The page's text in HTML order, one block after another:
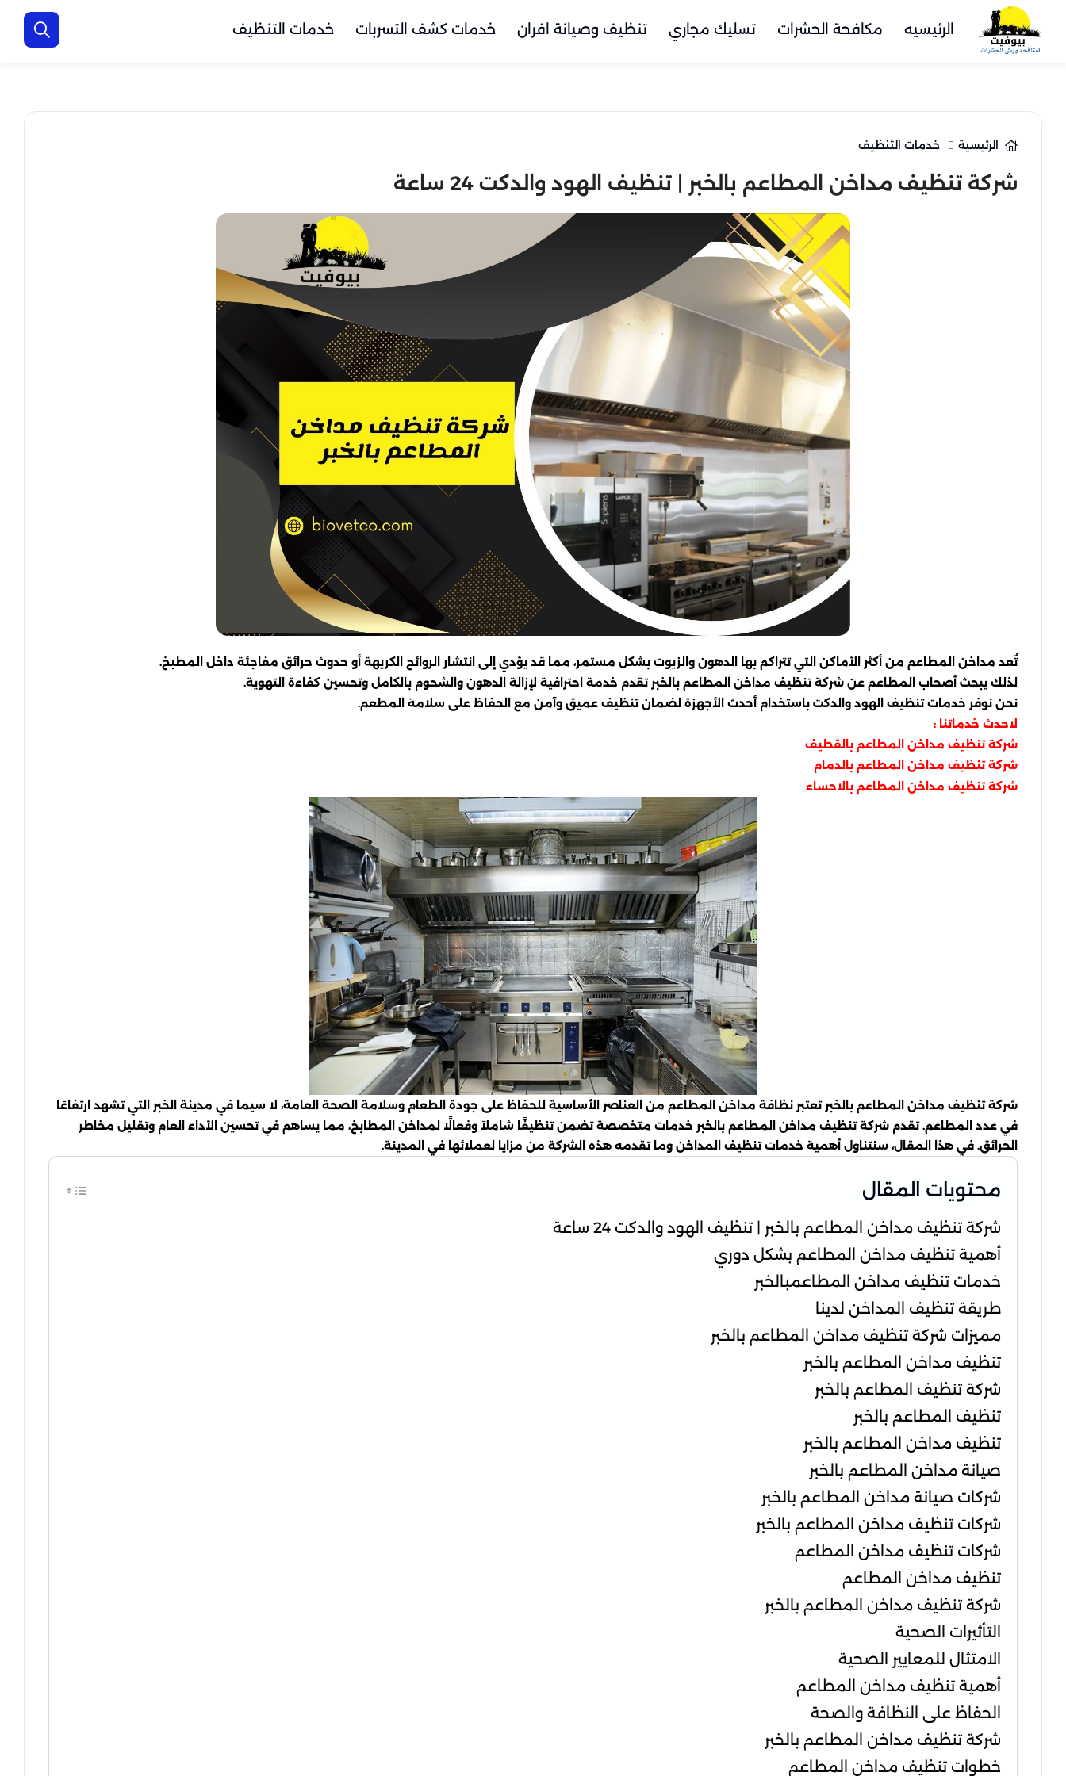
الرئيسيه مكافحة الحشرات تسليك مجاري تنظيف وصيانة افران خدمات كشف التسربات خدمات التنظيف
الرئيسية خدمات التنظيف
شركة تنظيف مداخن المطاعم بالخبر | تنظيف الهود والدكت 24 ساعة
تُعد مداخن المطاعم من أكثر الأماكن التي تتراكم بها الدهون والزيوت بشكل مستمر، مما قد يؤدي إلى انتشار الروائح الكريهة أو حدوث حرائق مفاجئة داخل المطبخ.
لذلك يبحث أصحاب المطاعم عن شركة تنظيف مداخن المطاعم بالخبر تقدم خدمة احترافية لإزالة الدهون والشحوم بالكامل وتحسين كفاءة التهوية.
نحن نوفر خدمات تنظيف الهود والدكت باستخدام أحدث الأجهزة لضمان تنظيف عميق وآمن مع الحفاظ على سلامة المطعم.
لاحدث خدماتنا :
شركة تنظيف مداخن المطاعم بالقطيف
شركة تنظيف مداخن المطاعم بالدمام
شركة تنظيف مداخن المطاعم بالاحساء
شركة تنظيف مداخن المطاعم بالخبر تعتبر نظافة مداخن المطاعم من العناصر الأساسية للحفاظ على جودة الطعام وسلامة الصحة العامة، لا سيما في مدينة الخبر التي تشهد ارتفاعًا
في عدد المطاعم. تقدم شركة تنظيف مداخن المطاعم بالخبر خدمات متخصصة تضمن تنظيفًا شاملاً وفعالًا لمداخن المطابخ، مما يساهم في تحسين الأداء العام وتقليل مخاطر
الحرائق. في هذا المقال، سنتناول أهمية خدمات تنظيف المداخن وما تقدمه هذه الشركة من مزايا لعملائها في المدينة.
محتويات المقال
شركة تنظيف مداخن المطاعم بالخبر | تنظيف الهود والدكت 24 ساعة
أهمية تنظيف مداخن المطاعم بشكل دوري
خدمات تنظيف مداخن المطاعمبالخبر
طريقة تنظيف المداخن لدينا
مميزات شركة تنظيف مداخن المطاعم بالخبر
تنظيف مداخن المطاعم بالخبر
شركة تنظيف المطاعم بالخبر
تنظيف المطاعم بالخبر
تنظيف مداخن المطاعم بالخبر
صيانة مداخن المطاعم بالخبر
شركات صيانة مداخن المطاعم بالخبر
شركات تنظيف مداخن المطاعم بالخبر
شركات تنظيف مداخن المطاعم
تنظيف مداخن المطاعم
شركة تنظيف مداخن المطاعم بالخبر
التأثيرات الصحية
الامتثال للمعايير الصحية
أهمية تنظيف مداخن المطاعم
الحفاظ على النظافة والصحة
شركة تنظيف مداخن المطاعم بالخبر
خطوات تنظيف مداخن المطاعم